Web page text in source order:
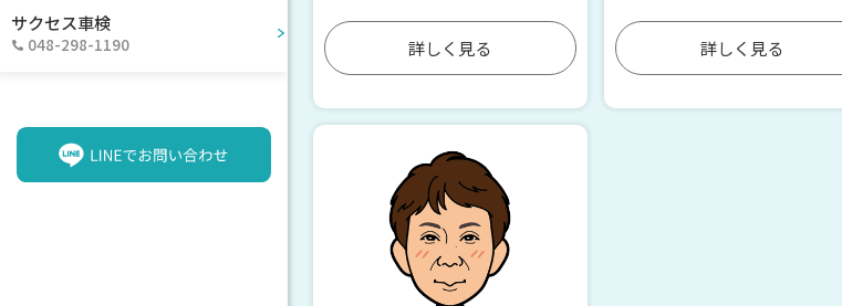
サクセス車検
048-298-1190 詳しく見る 詳しく見る